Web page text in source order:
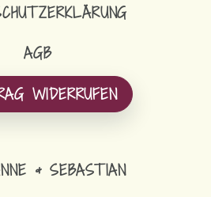
AGB
WIDERRUFEN
& SEBASTIAN